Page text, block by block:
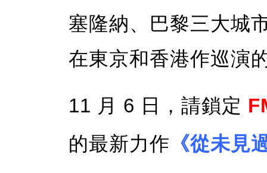
塞隆納、巴黎三大城
在東京和香港作巡演
11 月 6 日，請鎖定
的最新力作 《從未見